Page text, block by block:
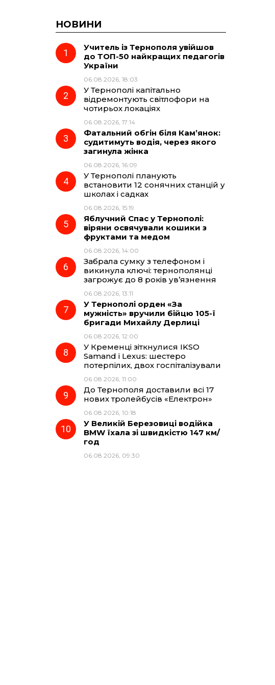
НОВИНИ
Учитель із Тернополя увійшов
до ТОП-50 найкращих педагогів
України
06.08.2026, 18:03
У Тернополі капітально
відремонтують світлофори на
чотирьох локаціях
06.08.2026, 17:14
Фатальний обгін біля Кам’янок:
судитимуть водія, через якого
загинула жінка
06.08.2026, 16:09
У Тернополі планують
встановити 12 сонячних станцій у
школах і садках
06.08.2026, 15:19
Яблучний Спас у Тернополі:
віряни освячували кошики з
фруктами та медом
06.08.2026, 14:00
Забрала сумку з телефоном і
викинула ключі: тернополянці
загрожує до 8 років ув’язнення
06.08.2026, 13:11
У Тернополі орден «За
мужність» вручили бійцю 105-ї
бригади Михайлу Дерлиці
06.08.2026, 12:00
У Кременці зіткнулися IKSO
Samand і Lexus: шестеро
потерпілих, двох госпіталізували
06.08.2026, 11:00
До Тернополя доставили всі 17
нових тролейбусів «Електрон»
06.08.2026, 10:18
У Великій Березовиці водійка
BMW їхала зі швидкістю 147 км/
год
06.08.2026, 09:30